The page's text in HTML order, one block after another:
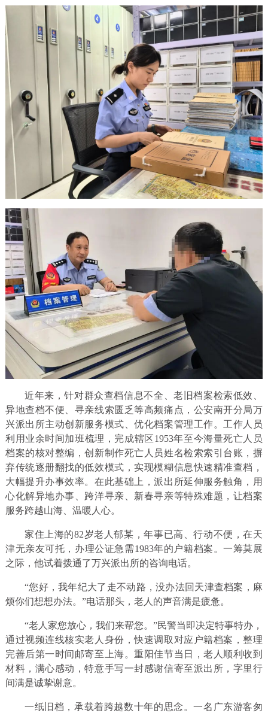
近年来，针对群众查档信息不全、老旧档案检索低效、
异地查档不便、寻亲线索匮乏等高频痛点，公安南开分局万
兴派出所主动创新服务模式、优化档案管理工作。工作人员
利用业余时间加班梳理，完成辖区1953年至今海量死亡人员
档案的核对整编，创新制作死亡人员姓名检索索引台账，摒
弃传统逐册翻找的低效模式，实现模糊信息快速精准查档，
大幅提升办事效率。在此基础上，派出所延伸服务触角，用
心化解异地办事、跨洋寻亲、新春寻亲等特殊难题，让档案
服务跨越山海、温暖人心。
家住上海的82岁老人郁某，年事已高、行动不便，在天
津无亲友可托，办理公证急需1983年的户籍档案。一筹莫展
之际，他试着拨通了万兴派出所的咨询电话。
“您好，我年纪大了走不动路，没办法回天津查档案，麻
烦你们想想办法。”电话那头，老人的声音满是疲惫。
“老人家您放心，我们来帮您。”民警当即决定特事特办，
通过视频连线核实老人身份，快速调取对应户籍档案，整理
完善后第一时间邮寄至上海。重阳佳节当日，老人顺利收到
材料，满心感动，特意手写一封感谢信寄至派出所，字里行
间满是诚挚谢意。
一纸旧档，承载着跨越数十年的思念。一名广东游客匆